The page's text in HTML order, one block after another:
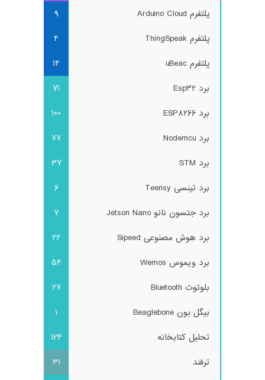
پلتفرم Arduino Cloud
9
پلتفرم ThingSpeak
4
پلتفرم uBeac
14
برد Esp32
71
برد ESP8266
100
برد Nodemcu
77
برد STM
37
برد تینسی Teensy
6
برد جتسون نانو Jetson Nano
7
برد هوش مصنوعی Sipeed
22
برد ویموس Wemos
54
بلوتوث Bluetooth
27
بیگل بون Beaglebone
1
تحلیل کتابخانه
124
ترفند
31